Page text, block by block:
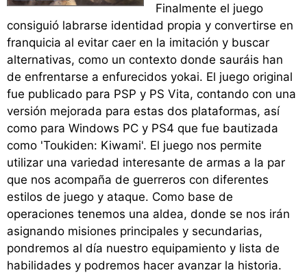
Finalmente el juego
consiguió labrarse identidad propia y convertirse en
franquicia al evitar caer en la imitación y buscar
alternativas, como un contexto donde sauráis han
de enfrentarse a enfurecidos yokai. El juego original
fue publicado para PSP y PS Vita, contando con una
versión mejorada para estas dos plataformas, así
como para Windows PC y PS4 que fue bautizada
como 'Toukiden: Kiwami'. El juego nos permite
utilizar una variedad interesante de armas a la par
que nos acompaña de guerreros con diferentes
estilos de juego y ataque. Como base de
operaciones tenemos una aldea, donde se nos irán
asignando misiones principales y secundarias,
pondremos al día nuestro equipamiento y lista de
habilidades y podremos hacer avanzar la historia.